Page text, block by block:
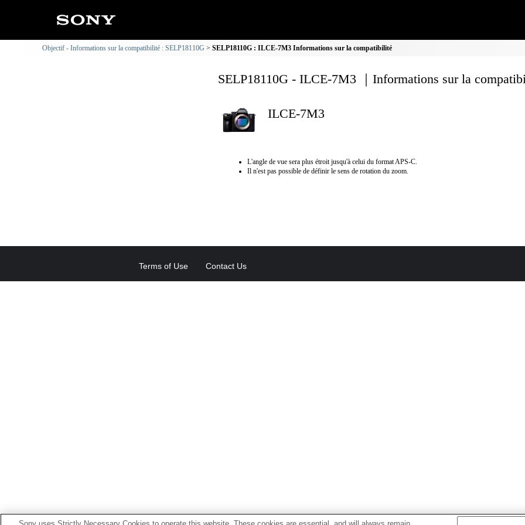
Objectif - Informations sur la compatibilité : SELP18110G SELP18110G : ILCE-7M3 Informations sur la compatibilité
SELP18110G - ILCE-7M3 ｜Informations sur la
ILCE-7M3
L'angle de vue sera plus étroit jusqu'à celui du format APS-C.
Il n'est pas possible de définir le sens de rotation du zoom.
Terms of Use Contact Us